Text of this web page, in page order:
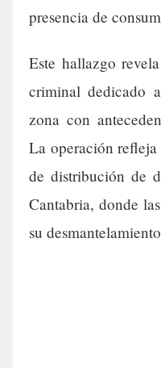
presencia de
Este hallazgo
criminal dedicado
zona con
La operación
de distribución de
Cantabria, donde
su